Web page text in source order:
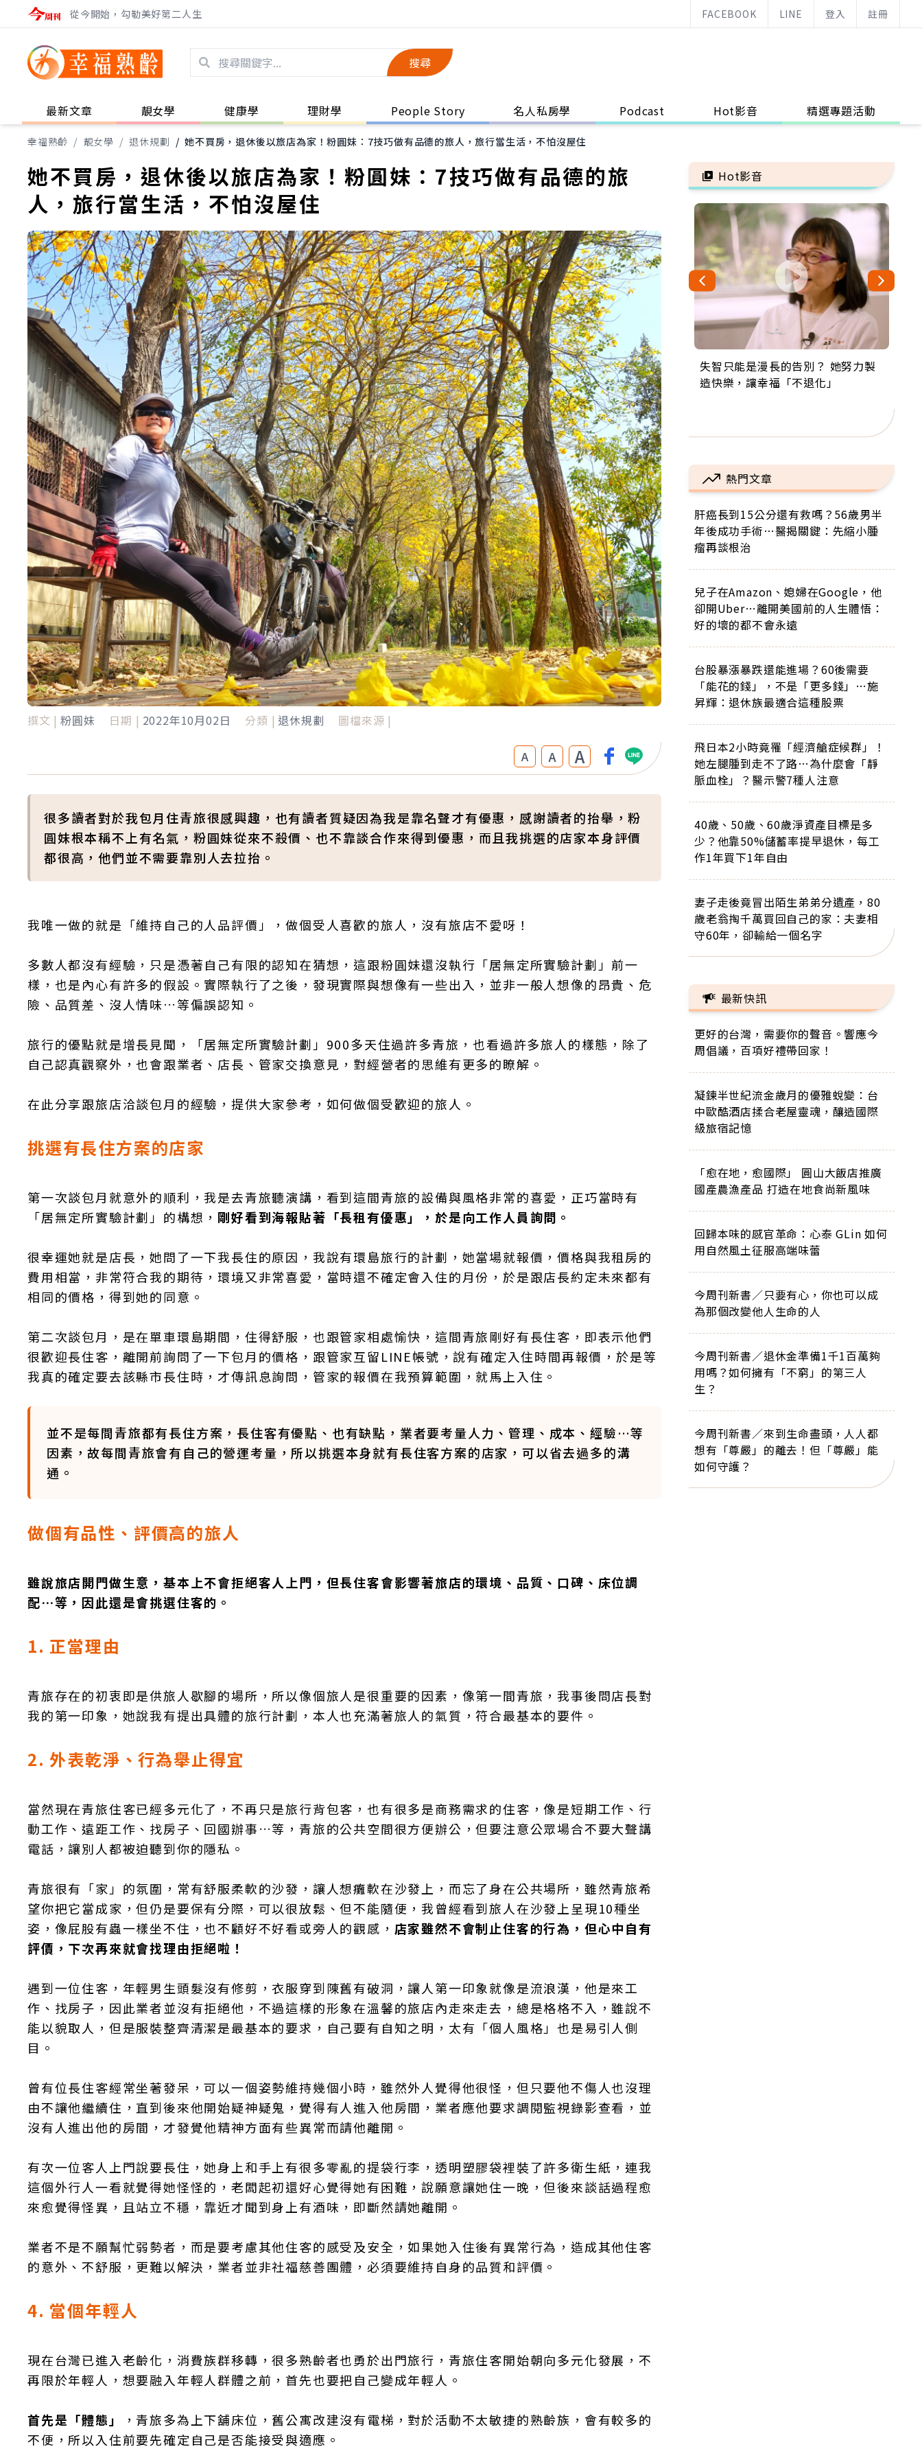
從今開始，勾勒美好第二人生 FACEBOOK LINE 登入 註冊
搜尋
最新文章 靚女學 健康學 理財學 People Story 名人私房學 Podcast Hot影音 精選專題活動
幸福熟齡 / 靚女學 / 退休規劃 / 她不買房，退休後以旅店為家！粉圓妹：7技巧做有品德的旅人，旅行當生活，不怕沒屋住
她不買房，退休後以旅店為家！粉圓妹：7技巧做有品德的旅
人，旅行當生活，不怕沒屋住
撰文 | 粉圓妹 日期 | 2022年10月02日 分類 | 退休規劃 圖檔來源 |
A A A
很多讀者對於我包月住青旅很感興趣，也有讀者質疑因為我是靠名聲才有優惠，感謝讀者的抬舉，粉
圓妹根本稱不上有名氣，粉圓妹從來不殺價、也不靠談合作來得到優惠，而且我挑選的店家本身評價
都很高，他們並不需要靠別人去拉抬。
我唯一做的就是「維持自己的人品評價」，做個受人喜歡的旅人，沒有旅店不愛呀！
多數人都沒有經驗，只是憑著自己有限的認知在猜想，這跟粉圓妹還沒執行「居無定所實驗計劃」前一
樣，也是內心有許多的假設。實際執行了之後，發現實際與想像有一些出入，並非一般人想像的昂貴、危
險、品質差、沒人情味…等偏誤認知。
旅行的優點就是增長見聞，「居無定所實驗計劃」900多天住過許多青旅，也看過許多旅人的樣態，除了
自己認真觀察外，也會跟業者、店長、管家交換意見，對經營者的思維有更多的瞭解。
在此分享跟旅店洽談包月的經驗，提供大家參考，如何做個受歡迎的旅人。
挑選有長住方案的店家
第一次談包月就意外的順利，我是去青旅聽演講，看到這間青旅的設備與風格非常的喜愛，正巧當時有
「居無定所實驗計劃」的構想， 剛好看到海報貼著「長租有優惠」，於是向工作人員詢問。
很幸運她就是店長，她問了一下我長住的原因，我說有環島旅行的計劃，她當場就報價，價格與我租房的
費用相當，非常符合我的期待，環境又非常喜愛，當時還不確定會入住的月份，於是跟店長約定未來都有
相同的價格，得到她的同意。
第二次談包月，是在單車環島期間，住得舒服，也跟管家相處愉快，這間青旅剛好有長住客，即表示他們
很歡迎長住客，離開前詢問了一下包月的價格，跟管家互留LINE帳號，說有確定入住時間再報價，於是等
我真的確定要去該縣市長住時，才傳訊息詢問，管家的報價在我預算範圍，就馬上入住。
並不是每間青旅都有長住方案，長住客有優點、也有缺點，業者要考量人力、管理、成本、經驗…等
因素，故每間青旅會有自己的營運考量，所以挑選本身就有長住客方案的店家，可以省去過多的溝
通。
做個有品性、評價高的旅人
雖說旅店開門做生意，基本上不會拒絕客人上門，但長住客會影響著旅店的環境、品質、口碑、床位調
配…等，因此還是會挑選住客的。
1. 正當理由
青旅存在的初衷即是供旅人歇腳的場所，所以像個旅人是很重要的因素，像第一間青旅，我事後問店長對
我的第一印象，她說我有提出具體的旅行計劃，本人也充滿著旅人的氣質，符合最基本的要件。
2. 外表乾淨、行為舉止得宜
當然現在青旅住客已經多元化了，不再只是旅行背包客，也有很多是商務需求的住客，像是短期工作、行
動工作、遠距工作、找房子、回國辦事…等，青旅的公共空間很方便辦公，但要注意公眾場合不要大聲講
電話，讓別人都被迫聽到你的隱私。
青旅很有「家」的氛圍，常有舒服柔軟的沙發，讓人想癱軟在沙發上，而忘了身在公共場所，雖然青旅希
望你把它當成家，但仍是要保有分際，可以很放鬆、但不能隨便，我曾經看到旅人在沙發上呈現10種坐
姿，像屁股有蟲一樣坐不住，也不顧好不好看或旁人的觀感， 店家雖然不會制止住客的行為，但心中自有
評價，下次再來就會找理由拒絕啦！
遇到一位住客，年輕男生頭髮沒有修剪，衣服穿到陳舊有破洞，讓人第一印象就像是流浪漢，他是來工
作、找房子，因此業者並沒有拒絕他，不過這樣的形象在溫馨的旅店內走來走去，總是格格不入，雖說不
能以貌取人，但是服裝整齊清潔是最基本的要求，自己要有自知之明，太有「個人風格」也是易引人側
目。
曾有位長住客經常坐著發呆，可以一個姿勢維持幾個小時，雖然外人覺得他很怪，但只要他不傷人也沒理
由不讓他繼續住，直到後來他開始疑神疑鬼，覺得有人進入他房間，業者應他要求調閱監視錄影查看，並
沒有人進出他的房間，才發覺他精神方面有些異常而請他離開。
有次一位客人上門說要長住，她身上和手上有很多零亂的提袋行李，透明塑膠袋裡裝了許多衛生紙，連我
這個外行人一看就覺得她怪怪的，老闆起初還好心覺得她有困難，說願意讓她住一晚，但後來談話過程愈
來愈覺得怪異，且站立不穩，靠近才聞到身上有酒味，即斷然請她離開。
業者不是不願幫忙弱勢者，而是要考慮其他住客的感受及安全，如果她入住後有異常行為，造成其他住客
的意外、不舒服，更難以解決，業者並非社福慈善團體，必須要維持自身的品質和評價。
4. 當個年輕人
現在台灣已進入老齡化，消費族群移轉，很多熟齡者也勇於出門旅行，青旅住客開始朝向多元化發展，不
再限於年輕人，想要融入年輕人群體之前，首先也要把自己變成年輕人。
首先是「體態」
，青旅多為上下舖床位，舊公寓改建沒有電梯，對於活動不太敏捷的熟齡族，會有較多的
不便，所以入住前要先確定自己是否能接受與適應。
Hot影音
失智只能是漫長的告別？ 她努力製
造快樂，讓幸福「不退化」
來自剛果的巧克力神父 為台灣奉獻
36年 「台灣是我的家，我連作夢都
63歲卸矽谷副總、搬回台灣找快
樂！「蛋黃哥小丑」走進安養院，
104歲打破金氏世界紀錄 成為全球
最年長羽球選手，分享長壽的秘密
事業巔峰他選擇追夢…黑手阿伯拉
小提琴還登上小巨蛋！連CNN都大
熱門文章
肝癌長到15公分還有救嗎？56歲男半
年後成功手術…醫揭關鍵：先縮小腫
瘤再談根治
兒子在Amazon、媳婦在Google，他
卻開Uber…離開美國前的人生體悟：
好的壞的都不會永遠
台股暴漲暴跌還能進場？60後需要
「能花的錢」，不是「更多錢」…施
昇輝：退休族最適合這種股票
飛日本2小時竟罹「經濟艙症候群」！
她左腿腫到走不了路…為什麼會「靜
脈血栓」？醫示警7種人注意
40歲、50歲、60歲淨資產目標是多
少？他靠50%儲蓄率提早退休，每工
作1年買下1年自由
妻子走後竟冒出陌生弟弟分遺產，80
歲老翁掏千萬買回自己的家：夫妻相
守60年，卻輸給一個名字
最新快訊
更好的台灣，需要你的聲音。響應今
周倡議，百項好禮帶回家！
凝鍊半世紀流金歲月的優雅蛻變：台
中歐酷酒店揉合老屋靈魂，釀造國際
級旅宿記憶
「愈在地，愈國際」 圓山大飯店推廣
國產農漁產品 打造在地食尚新風味
回歸本味的感官革命：心泰 GLin 如何
用自然風土征服高端味蕾
今周刊新書／只要有心，你也可以成
為那個改變他人生命的人
今周刊新書／退休金準備1千1百萬夠
用嗎？如何擁有「不窮」的第三人
生？
今周刊新書／來到生命盡頭，人人都
想有「尊嚴」的離去！但「尊嚴」能
如何守護？